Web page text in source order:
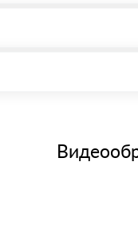
банковским картам